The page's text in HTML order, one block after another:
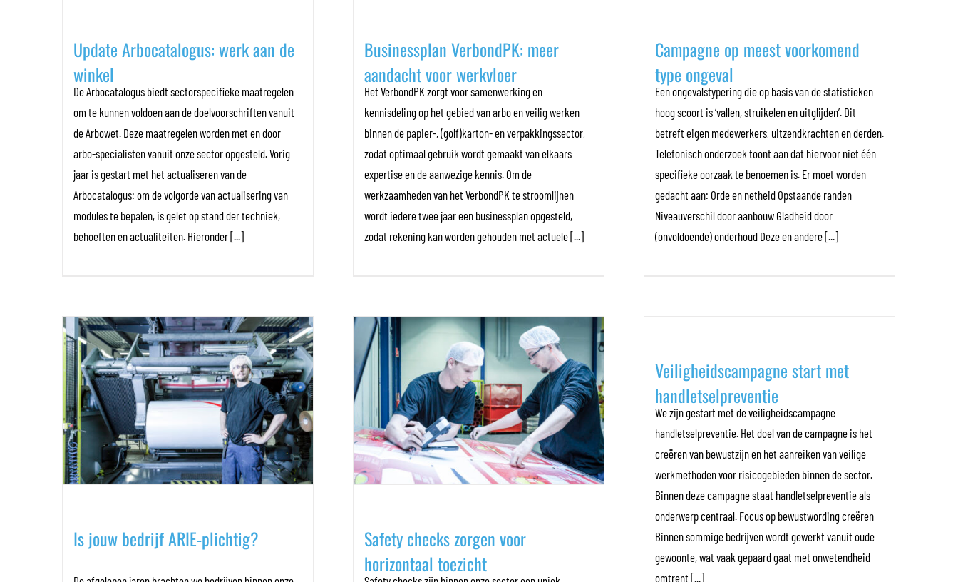
Update Arbocatalogus: werk aan de
winkel
De Arbocatalogus biedt sectorspecifieke maatregelen
om te kunnen voldoen aan de doelvoorschriften vanuit
de Arbowet. Deze maatregelen worden met en door
arbo-specialisten vanuit onze sector opgesteld. Vorig
jaar is gestart met het actualiseren van de
Arbocatalogus: om de volgorde van actualisering van
modules te bepalen, is gelet op stand der techniek,
behoeften en actualiteiten. Hieronder [...]
Businessplan VerbondPK: meer
aandacht voor werkvloer
Het VerbondPK zorgt voor samenwerking en
kennisdeling op het gebied van arbo en veilig werken
binnen de papier-, (golf)karton- en verpakkingssector,
zodat optimaal gebruik wordt gemaakt van elkaars
expertise en de aanwezige kennis. Om de
werkzaamheden van het VerbondPK te stroomlijnen
wordt iedere twee jaar een businessplan opgesteld,
zodat rekening kan worden gehouden met actuele [...]
Campagne op meest voorkomend
type ongeval
Een ongevalstypering die op basis van de statistieken
hoog scoort is ‘vallen, struikelen en uitglijden’. Dit
betreft eigen medewerkers, uitzendkrachten en derden.
Telefonisch onderzoek toont aan dat hiervoor niet één
specifieke oorzaak te benoemen is. Er moet worden
gedacht aan: Orde en netheid Opstaande randen
Niveauverschil door aanbouw Gladheid door
(onvoldoende) onderhoud Deze en andere [...]
Is jouw bedrijf ARIE-plichtig?
Safety checks zorgen voor
horizontaal toezicht
Veiligheidscampagne start met
handletselpreventie
We zijn gestart met de veiligheidscampagne
handletselpreventie. Het doel van de campagne is het
creëren van bewustzijn en het aanreiken van veilige
werkmethoden voor risicogebieden binnen de sector.
Binnen deze campagne staat handletselpreventie als
onderwerp centraal. Focus op bewustwording creëren
Binnen sommige bedrijven wordt gewerkt vanuit oude
gewoonte, wat vaak gepaard gaat met onwetendheid
omtrent [...]